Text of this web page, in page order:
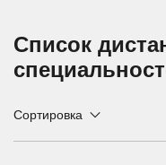
Список
Сортировка